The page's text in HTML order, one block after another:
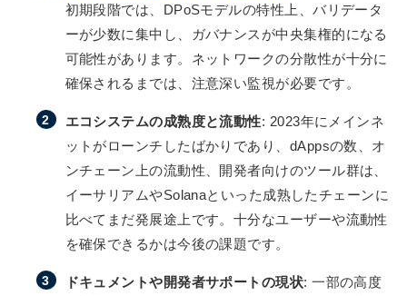
初期段階では、DPoSモデルの特性上、バリデータ
ーが少数に集中し、ガバナンスが中央集権的になる
可能性があります。ネットワークの分散性が十分に
確保されるまでは、注意深い監視が必要です。
エコシステムの成熟度と流動性: 2023年にメインネ
ットがローンチしたばかりであり、dAppsの数、オ
ンチェーン上の流動性、開発者向けのツール群は、
イーサリアムやSolanaといった成熟したチェーンに
比べてまだ発展途上です。十分なユーザーや流動性
を確保できるかは今後の課題です。
ドキュメントや開発者サポートの現状: 一部の高度